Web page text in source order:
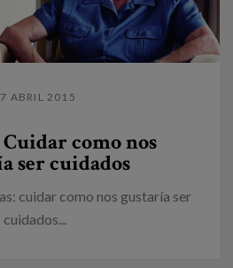
ABRIL 2015
como nos
ser cuidados
cuidar como nos gustaría ser
cuidados...